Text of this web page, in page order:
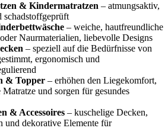
& Kindermatratzen – atmungsaktiv,
schadstoffgeprüft
– weiche, hautfreundliche
Naurmaterialien, liebevolle Designs
– speziell auf die Bedürfnisse von
ergonomisch und
& Topper – erhöhen den Liegekomfort,
Matratze und sorgen für gesundes
& Accessoires – kuschelige Decken,
und dekorative Elemente für